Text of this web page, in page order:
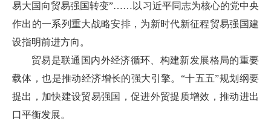
易大国向贸易强国转变”……以习近平同志为核心的党中央
作出的一系列重大战略安排，为新时代新征程贸易强国建
设指明前进方向。
贸易是联通国内外经济循环、构建新发展格局的重要
载体，也是推动经济增长的强大引擎。“十五五”规划纲要
提出，加快建设贸易强国，促进外贸提质增效，推动进出
口平衡发展。